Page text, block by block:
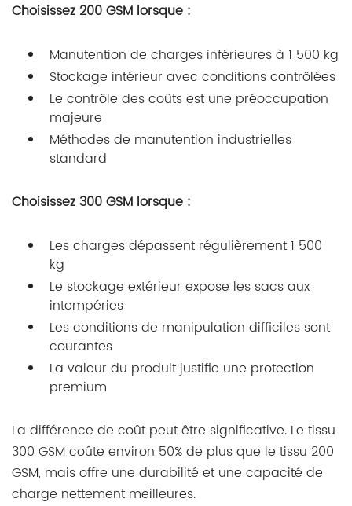
Choisissez 200 GSM lorsque :
Manutention de charges inférieures à 1 500 kg
Stockage intérieur avec conditions contrôlées
Le contrôle des coûts est une préoccupation
majeure
Méthodes de manutention industrielles
standard
Choisissez 300 GSM lorsque :
Les charges dépassent régulièrement 1 500
kg
Le stockage extérieur expose les sacs aux
intempéries
Les conditions de manipulation difficiles sont
courantes
La valeur du produit justifie une protection
premium
La différence de coût peut être significative. Le tissu
300 GSM coûte environ 50% de plus que le tissu 200
GSM, mais offre une durabilité et une capacité de
charge nettement meilleures.